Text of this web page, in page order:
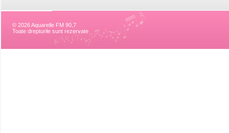
© 2026 Aquarelle FM 90,7
Toate drepturile sunt rezervate